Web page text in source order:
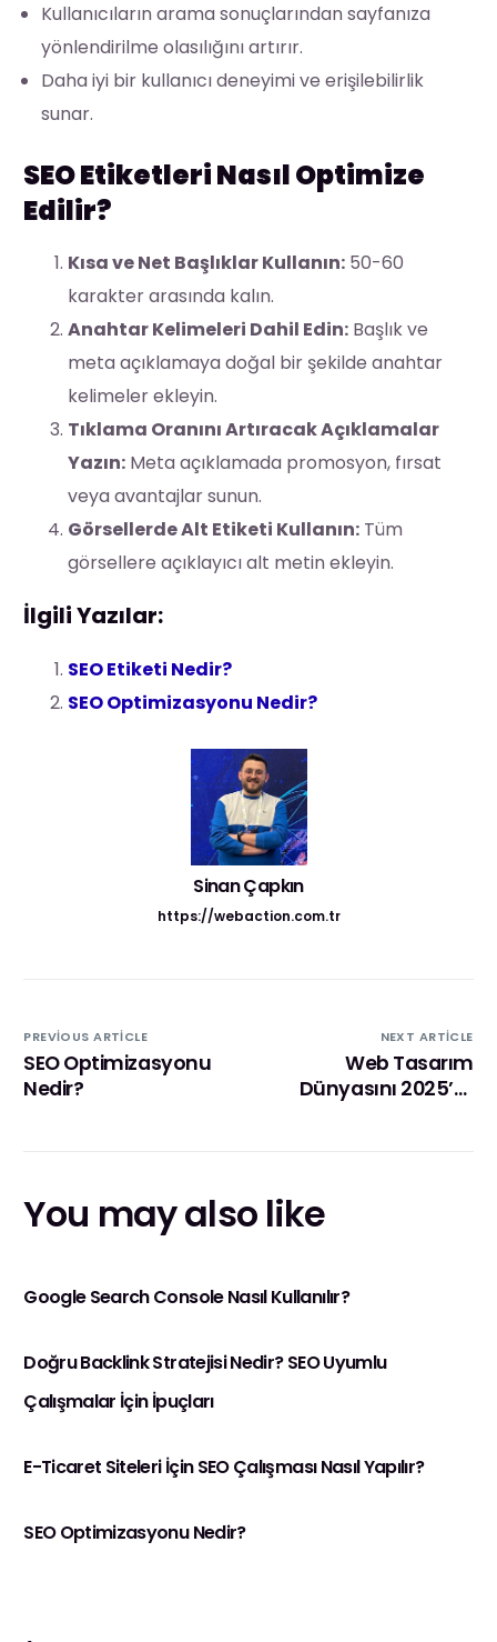
Kullanıcıların arama sonuçlarından sayfanıza
yönlendirilme olasılığını artırır.
Daha iyi bir kullanıcı deneyimi ve erişilebilirlik
sunar.
SEO Etiketleri Nasıl Optimize
Edilir?
Kısa ve Net Başlıklar Kullanın: 50-60
karakter arasında kalın.
Anahtar Kelimeleri Dahil Edin: Başlık ve
meta açıklamaya doğal bir şekilde anahtar
kelimeler ekleyin.
Tıklama Oranını Artıracak Açıklamalar
Yazın: Meta açıklamada promosyon, fırsat
veya avantajlar sunun.
Görsellerde Alt Etiketi Kullanın: Tüm
görsellere açıklayıcı alt metin ekleyin.
İlgili Yazılar:
SEO Etiketi Nedir?
SEO Optimizasyonu Nedir?
Sinan Çapkın
https://webaction.com.tr
PREVIOUS ARTICLE
SEO Optimizasyonu
Nedir?
NEXT ARTICLE
Web Tasarım
Dünyasını 2025’te
You may also like
Google Search Console Nasıl Kullanılır?
Doğru Backlink Stratejisi Nedir? SEO Uyumlu
Çalışmalar İçin İpuçları
E-Ticaret Siteleri İçin SEO Çalışması Nasıl Yapılır?
SEO Optimizasyonu Nedir?